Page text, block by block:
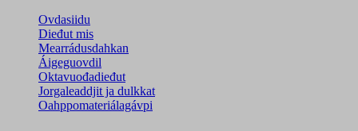
Ovdasiidu
Dieđut mis
Mearrádusdahkan
Áigeguovdil
Oktavuođadieđut
Jorgaleaddjit ja dulkkat
Oahppomateriálagávpi